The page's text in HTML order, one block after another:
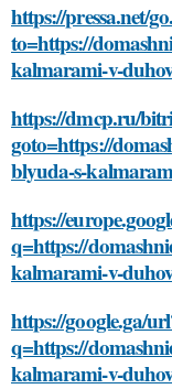
https://pressa.net/
to=https://
kalmarami-v-
https://dmcp.ru/
goto=https://
blyuda-s-
https://
q=https://
kalmarami-v-
https://google.ga/
q=https://
kalmarami-v-